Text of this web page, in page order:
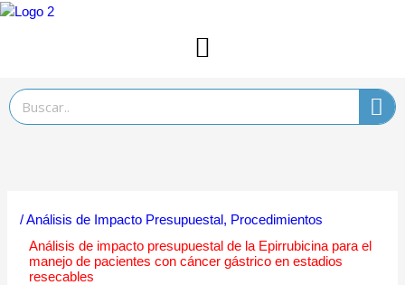
Ir
Search
/Análisis de Impacto Presupuestal , Procedimientos
Análisis de impacto presupuestal de la Epirrubicina para el
manejo de pacientes con cáncer gástrico en estadios
resecables